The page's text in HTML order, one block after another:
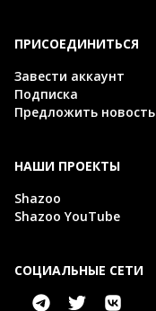
ПРИСОЕДИНИТЬСЯ
Завести аккаунт
Подписка
Предложить новость
НАШИ ПРОЕКТЫ
Shazoo
Shazoo YouTube
СОЦИАЛЬНЫЕ СЕТИ